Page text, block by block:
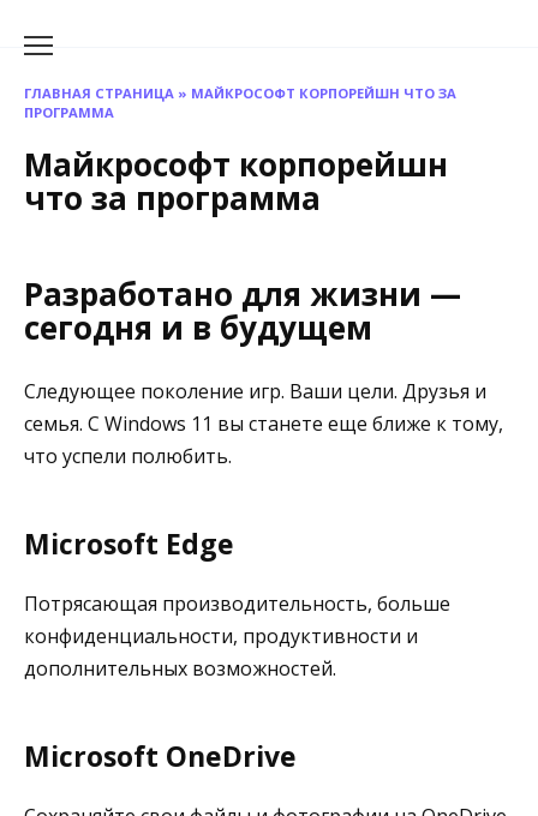
ГЛАВНАЯ СТРАНИЦА » МАЙКРОСОФТ КОРПОРЕЙШН ЧТО ЗА
ПРОГРАММА
Майкрософт корпорейшн
что за программа
Разработано для жизни —
сегодня и в будущем
Следующее поколение игр. Ваши цели. Друзья и
семья. С Windows 11 вы станете еще ближе к тому,
что успели полюбить.
Microsoft Edge
Потрясающая производительность, больше
конфиденциальности, продуктивности и
дополнительных возможностей.
Microsoft OneDrive